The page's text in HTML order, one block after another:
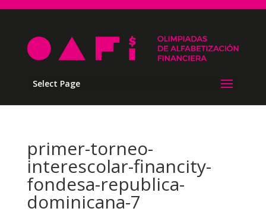
Select Page
primer-torneo-
interescolar-financity-
fondesa-republica-
dominicana-7